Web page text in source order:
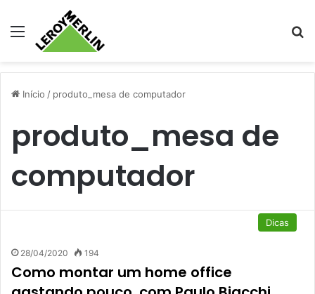
Menu
Início / produto_mesa de computador
produto_mesa de
computador
Dicas
28/04/2020 194
Como montar um home office